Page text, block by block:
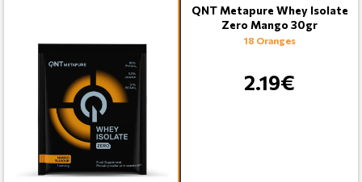
QNT Metapure Whey Isolate
Zero Mango 30gr
18 Oranges
2.19€